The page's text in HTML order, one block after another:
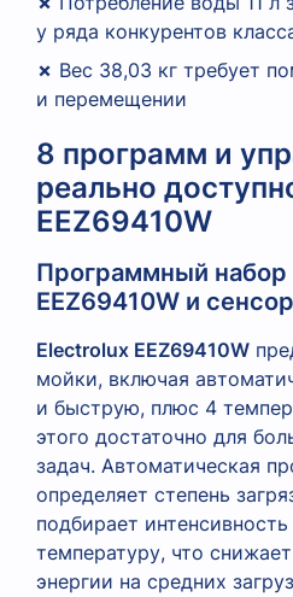
у ряда конкурентов
✗ Вес 38,03 кг требует
и перемещении
8 программ и
реально
EEZ69410W
Программный набор
EEZ69410W и
Electrolux EEZ69410W
мойки, включая
и быструю, плюс 4
этого достаточно для
задач. Автоматическая
определяет степень
подбирает
температуру, что
энергии на средних